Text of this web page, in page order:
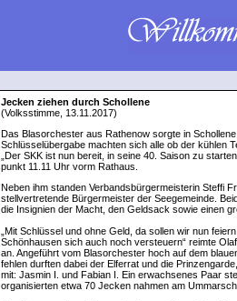
Jecken ziehen durch Schollene
(Volksstimme, 13.11.2017)
Das Blasorchester aus Rathenow sorgte in
Schlüsselübergabe machten sich alle ob der kühlen
„Der SKK ist nun bereit, in seine 40. Saison zu
punkt 11.11 Uhr vorm Rathaus.
Neben ihm standen Verbandsbürgermeisterin Steffi
stellvertretende Bürgermeister der Seegemeinde.
die Insignien der Macht, den Geldsack sowie einen
„Mit Schlüssel und ohne Geld, da sollen wir nun
Schönhausen sich auch noch versteuern“ reimte
an. Angeführt vom Blasorchester hoch auf dem
fehlen durften dabei der Elferrat und die
mit: Jasmin I. und Fabian I. Ein erwachsenes Paar
organisierten etwa 70 Jecken nahmen am